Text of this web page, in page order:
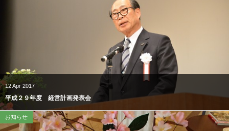
12Apr 2017
平成２９年度 経営計画発表会
お知らせ